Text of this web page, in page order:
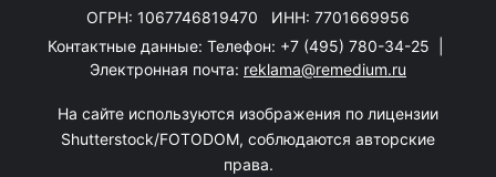
ОГРН: 1067746819470 ИНН: 7701669956
Контактные данные: Телефон: +7 (495) 780-34-25
Электронная почта: reklama@remedium.ru
На сайте используются изображения по лицензии
Shutterstock/FOTODOM, соблюдаются авторские
права.